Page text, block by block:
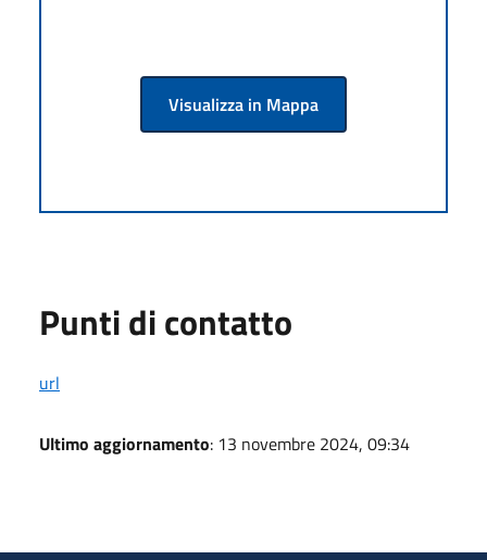
Visualizza in Mappa
Punti di contatto
url
Ultimo aggiornamento: 13 novembre 2024, 09:34